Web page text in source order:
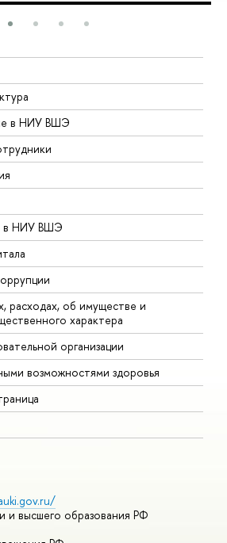
в НИУ ВШЭ
в НИУ ВШЭ
расходах, об имуществе и
характера
организации
возможностями здоровья
и высшего образования РФ